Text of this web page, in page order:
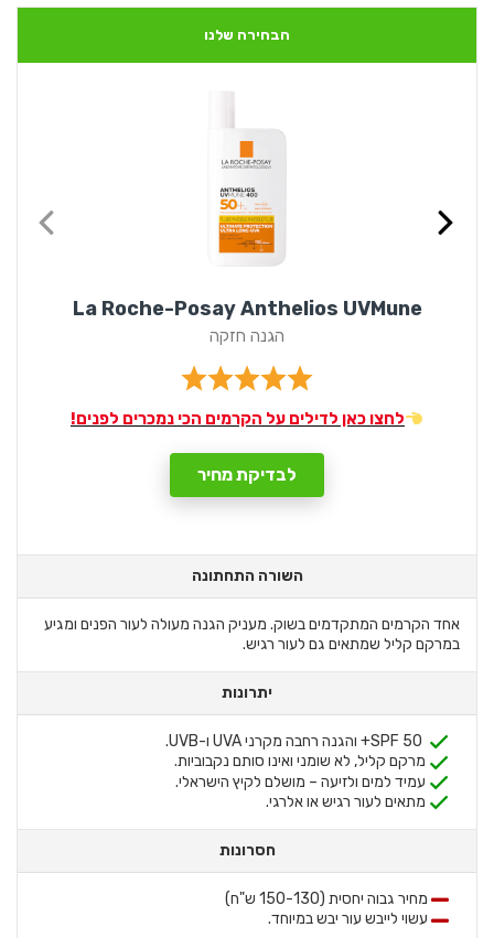
הבחירה שלנו
La Roche-Posay Anthelios UVMune
הגנה חזקה
לחצו כאן לדילים על הקרמים הכי נמכרים לפנים!
לבדיקת מחיר
השורה התחתונה
אחד הקרמים המתקדמים בשוק. מעניק הגנה מעולה לעור הפנים ומגיע
במרקם קליל שמתאים גם לעור רגיש.
יתרונות
מרקם קליל, לא שומני ואינו סותם נקבוביות.
עמיד למים ולזיעה – מושלם לקיץ הישראלי.
מתאים לעור רגיש או אלרגי.
חסרונות
מחיר גבוה יחסית (150-130 ש"ח)
עשוי לייבש עור יבש במיוחד.